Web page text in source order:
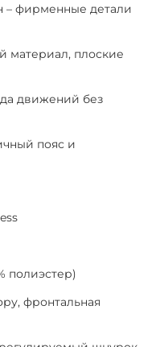
фирменные детали
материал, плоские
движений без
пояс и
полиэстер)
фронтальная